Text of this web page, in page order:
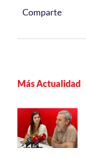
Comparte
Más Actualidad